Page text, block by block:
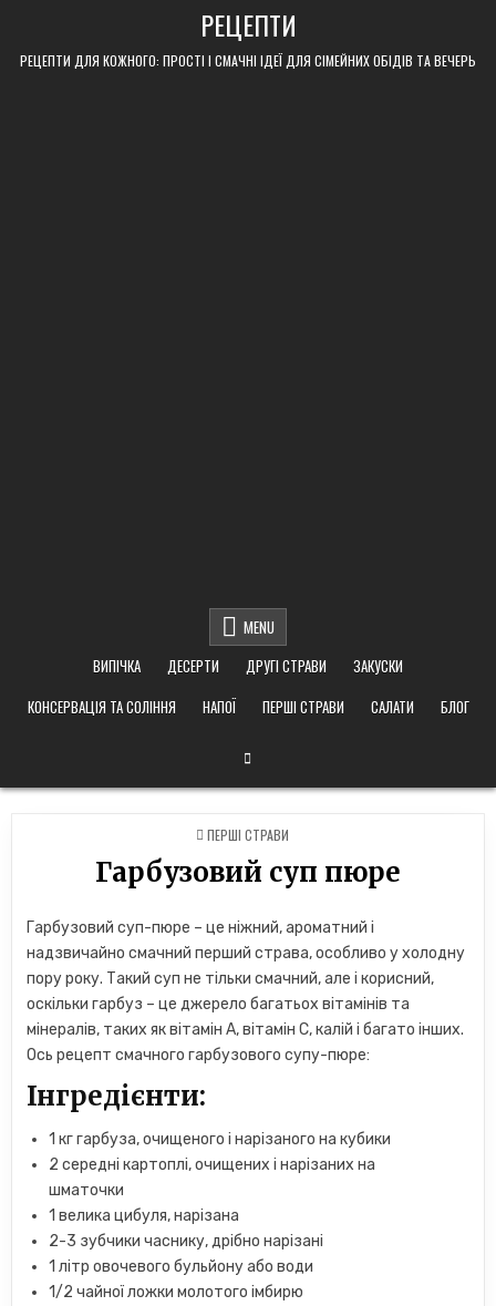
content
РЕЦЕПТИ
РЕЦЕПТИ ДЛЯ КОЖНОГО: ПРОСТІ І СМАЧНІ ІДЕЇ ДЛЯ СІМЕЙНИХ ОБІДІВ ТА ВЕЧЕРЬ
MENU
ВИПІЧКА
ДЕСЕРТИ ДРУГІ СТРАВИ
ЗАКУСКИ
КОНСЕРВАЦІЯ ТА СОЛІННЯ
НАПОЇ ПЕРШІ СТРАВИ САЛАТИ БЛОГ
POSTED
IN
ПЕРШІ СТРАВИ
Гарбузовий суп пюре
Гарбузовий суп-пюре – це ніжний, ароматний і
надзвичайно смачний перший страва, особливо у холодну
пору року. Такий суп не тільки смачний, але і корисний,
оскільки гарбуз – це джерело багатьох вітамінів та
мінералів, таких як вітамін А, вітамін С, калій і багато інших.
Ось рецепт смачного гарбузового супу-пюре:
Інгредієнти:
1 кг гарбуза, очищеного і нарізаного на кубики
2 середні картоплі, очищених і нарізаних на
шматочки
1 велика цибуля, нарізана
2-3 зубчики часнику, дрібно нарізані
1 літр овочевого бульйону або води
1/2 чайної ложки молотого імбирю